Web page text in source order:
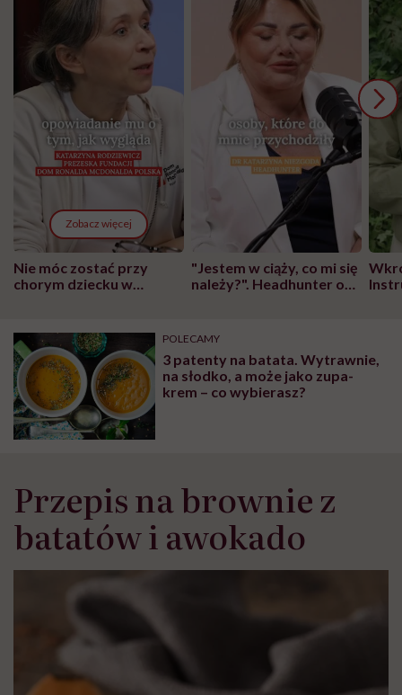
Zobacz więcej
Nie móc zostać przy
chorym dziecku w
może chyba tylko
głupota i brak
wyobraźni"
"Jestem w ciąży, co mi się
należy?". Headhunter o
pracy
POLECAMY
3 patenty na batata. Wytrawnie,
na słodko, a może jako zupa-
krem – co wybierasz?
Przepis na brownie z
batatów i awokado